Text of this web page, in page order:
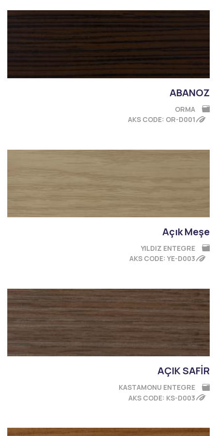
ABANOZ
ORMA
AKS CODE: OR-D001
Açık Meşe
YILDIZ ENTEGRE
AKS CODE: YE-D003
AÇIK SAFİR
KASTAMONU ENTEGRE
AKS CODE: KS-D003